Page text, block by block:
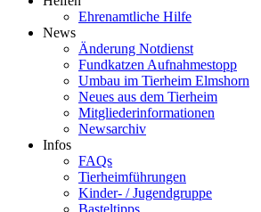
Ehrenamtliche Hilfe
News
Änderung Notdienst
Fundkatzen Aufnahmestopp
Umbau im Tierheim Elmshorn
Neues aus dem Tierheim
Mitgliederinformationen
Newsarchiv
Infos
FAQs
Tierheimführungen
Kinder- / Jugendgruppe
Basteltipps